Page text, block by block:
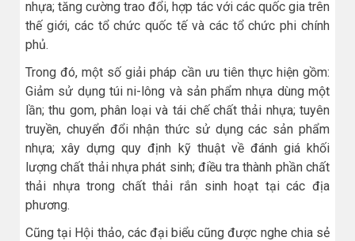
nhựa; tăng cường trao đổi, hợp tác với các quốc gia trên
thế giới, các tổ chức quốc tế và các tổ chức phi chính
phủ.
Trong đó, một số giải pháp cần ưu tiên thực hiện gồm:
Giảm sử dụng túi ni-lông và sản phẩm nhựa dùng một
lần; thu gom, phân loại và tái chế chất thải nhựa; tuyên
truyền, chuyển đổi nhận thức sử dụng các sản phẩm
nhựa; xây dựng quy định kỹ thuật về đánh giá khối
lượng chất thải nhựa phát sinh; điều tra thành phần chất
thải nhựa trong chất thải rắn sinh hoạt tại các địa
phương.
Cũng tại Hội thảo, các đại biểu cũng được nghe chia sẻ